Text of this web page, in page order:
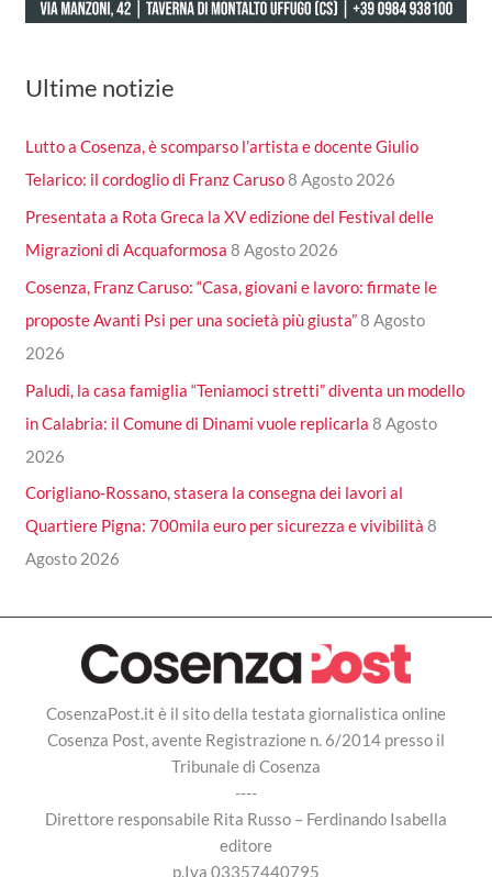
Ultime notizie
Lutto a Cosenza, è scomparso l’artista e docente Giulio
Telarico: il cordoglio di Franz Caruso8 Agosto 2026
Presentata a Rota Greca la XV edizione del Festival delle
Migrazioni di Acquaformosa 8 Agosto 2026
Cosenza, Franz Caruso: “Casa, giovani e lavoro: firmate le
proposte Avanti Psi per una società più giusta”8 Agosto
2026
Paludi, la casa famiglia “Teniamoci stretti” diventa un modello
in Calabria: il Comune di Dinami vuole replicarla 8 Agosto
2026
Corigliano-Rossano, stasera la consegna dei lavori al
Quartiere Pigna: 700mila euro per sicurezza e vivibilità 8
Agosto 2026
CosenzaPost.it è il sito della testata giornalistica online
Cosenza Post, avente Registrazione n. 6/2014 presso il
Tribunale di Cosenza
----
Direttore responsabile Rita Russo – Ferdinando Isabella
editore
p.Iva 03357440795